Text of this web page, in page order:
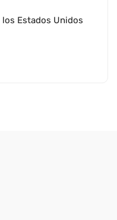
los Estados Unidos